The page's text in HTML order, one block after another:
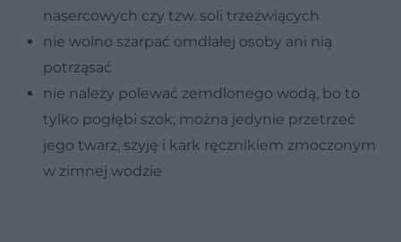
nasercowych czy tzw. soli trzeźwiących
nie wolno szarpać omdlałej osoby ani nią
potrząsać
nie należy polewać zemdlonego wodą, bo to
tylko pogłębi szok; można jedynie przetrzeć
jego twarz, szyję i kark ręcznikiem zmoczonym
w zimnej wodzie